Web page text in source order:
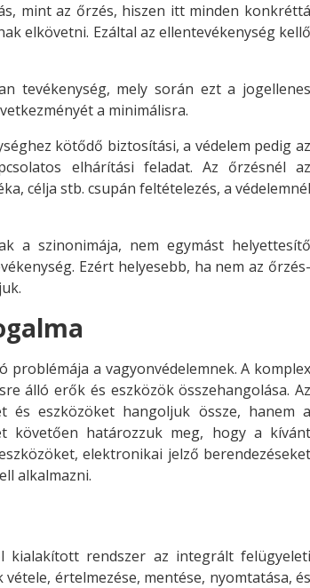
mint az őrzés, hiszen itt minden konkréttá
elkövetni. Ezáltal az ellentevékenység kellő
tevékenység, mely során ezt a jogellenes
a minimálisra.
kötődő biztosítási, a védelem pedig az
elhárítási feladat. Az őrzésnél az
célja stb. csupán feltételezés, a védelemnél
a szinonimája, nem egymást helyettesítő
Ezért helyesebb, ha nem az őrzés-
problémája a vagyonvédelemnek. A komplex
álló erők és eszközök összehangolása. Az
eszközöket hangoljuk össze, hanem a
követően határozzuk meg, hogy a kívánt
elektronikai jelző berendezéseket
alkalmazni.
kialakított rendszer az integrált felügyeleti
értelmezése, mentése, nyomtatása, és